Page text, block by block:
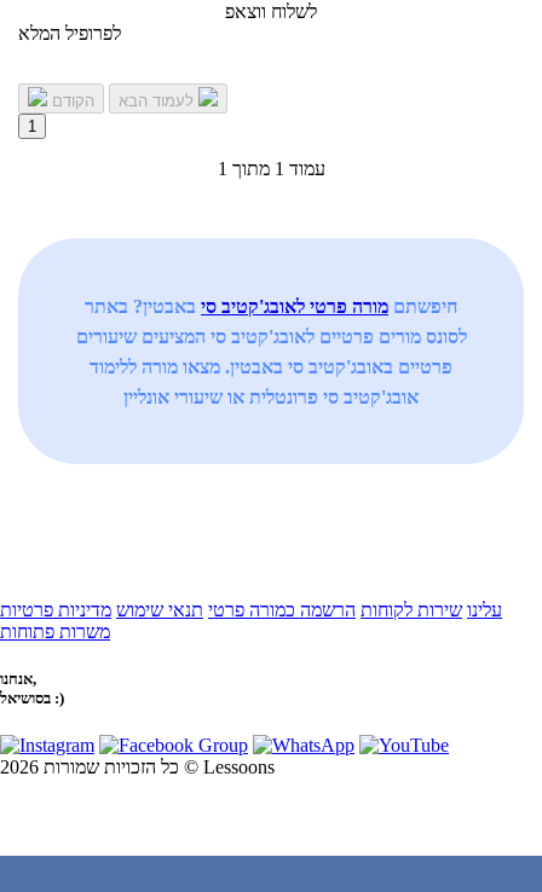
לשלוח ווצאפ
לפרופיל המלא
הקודם
1
עמוד 1 מתוך 1
חיפשתם מורה פרטי לאובג'קטיב סי באבטין? באתר
לסונס מורים פרטיים לאובג'קטיב סי המציעים שיעורים
פרטיים באובג'קטיב סי באבטין. מצאו מורה ללימוד
אובג'קטיב סי פרונטלית או שיעורי אונליין
עלינו שירות לקוחות הרשמה כמורה פרטי תנאי שימוש מדיניות פרטיות
משרות פתוחות
אנחנו,
בסושיאל :)
כל הזכויות שמורות 2026 © Lessoons